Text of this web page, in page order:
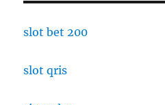
slot bet 200
slot qris